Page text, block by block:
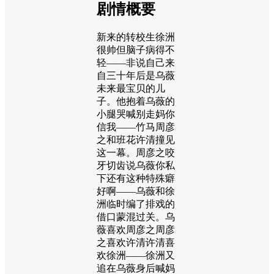
剧情概要
新来的转校生徐洲
很帅但脑子病得不
轻——非说自己来
自三十年后是乌薇
未来最宝贝的儿
子。他抱着乌薇的
小腿哭喊别走妈你
信我——竹马周彦
之和班花许清撞见
这一幕。周彦之咬
牙切齿说乌薇你私
下还有这种特殊癖
好啊——乌薇和徐
洲临时编了排戏的
借口蒙混过关。乌
薇喜欢周彦之周彦
之喜欢许清许清喜
欢徐洲——徐洲又
追在乌薇身后喊妈